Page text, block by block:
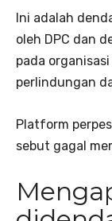
Ini adalah
oleh DPC dan
pada
perlindungan
Platform
sebut gagal